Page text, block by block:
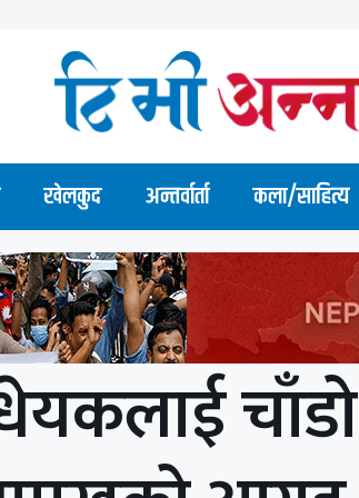
खेलकुद अन्तर्वार्ता कला/साहित्य
चाँडो